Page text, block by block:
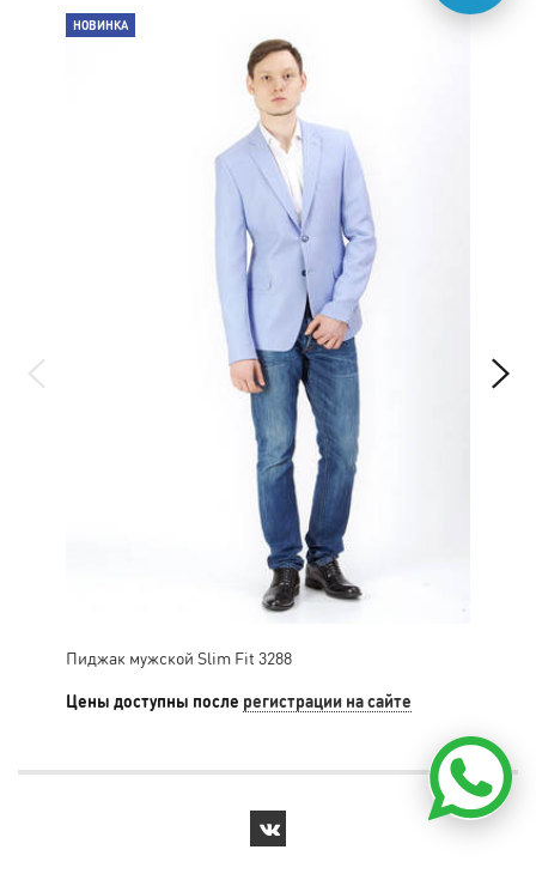
НОВИНКА
Пиджак мужской Slim Fit 3288
Цены доступны после регистрации на сайте